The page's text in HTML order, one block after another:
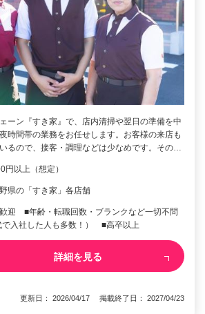
ーン『すき家』で、店内清掃や翌日の準備を中
時間帯の業務をお任せします。お客様の来店も
るので、接客・調理などは少なめです。その…
円以上（想定）
県の「すき家」各店舗
迎 ■年齢・転職回数・ブランクなど一切不問
で入社した人も多数！） ■高卒以上
詳細を見る
更新日： 2026/04/17 掲載終了日： 2027/04/23